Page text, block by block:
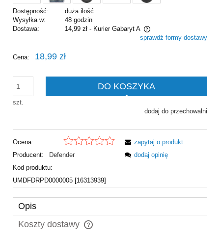
Dostępność:
duża ilość
Wysyłka w:
48 godzin
Dostawa:
14,99 zł - Kurier Gabaryt A
Cena nie zawiera ewentualnych kosztów płatnościsprawdź formy dostawy
Cena: 18,99 zł
szt.
DO KOSZYKA
dodaj do przechowalni
Ocena:
Producent:
Defender
Kod produktu:
UMDFDRPD0000005 [16313939]
zapytaj o produkt
dodaj opinię
Opis
Koszty dostawy
Cena nie zawiera ewentualnych kosztów płatności